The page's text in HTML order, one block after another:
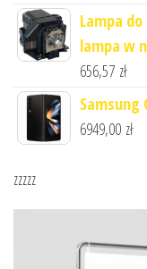
Lampa
lampa w
656,57 zł
Samsung
6949,00 zł
zzzzz